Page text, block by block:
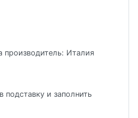
производитель: Италия
подставку и заполнить